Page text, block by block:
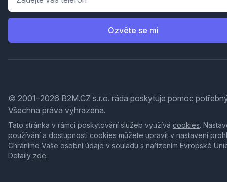
Ozvěte se mi
© 2001–2026 B2M.CZ s.r.o. ráda poskytuje pomoc
Všechna práva vyhrazena.
Tato stránka v rámci poskytování služeb využívá cookies.
používání a dostupnosti cookies můžete upravit v nastavení
Chráníme Vaše osobní údaje v souladu s nařízením Evropské
Detaily zde.